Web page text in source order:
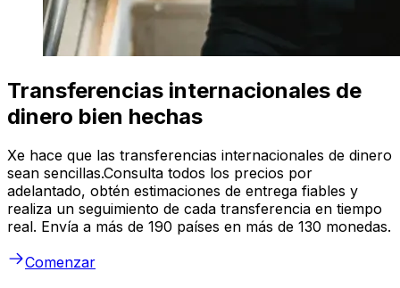
Transferencias internacionales de
dinero bien hechas
Xe hace que las transferencias internacionales de dinero
sean sencillas.Consulta todos los precios por
adelantado, obtén estimaciones de entrega fiables y
realiza un seguimiento de cada transferencia en tiempo
real. Envía a más de 190 países en más de 130 monedas.
Comenzar